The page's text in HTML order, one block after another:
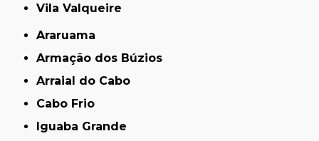
Vila Valqueire
Araruama
Armação dos Búzios
Arraial do Cabo
Cabo Frio
Iguaba Grande